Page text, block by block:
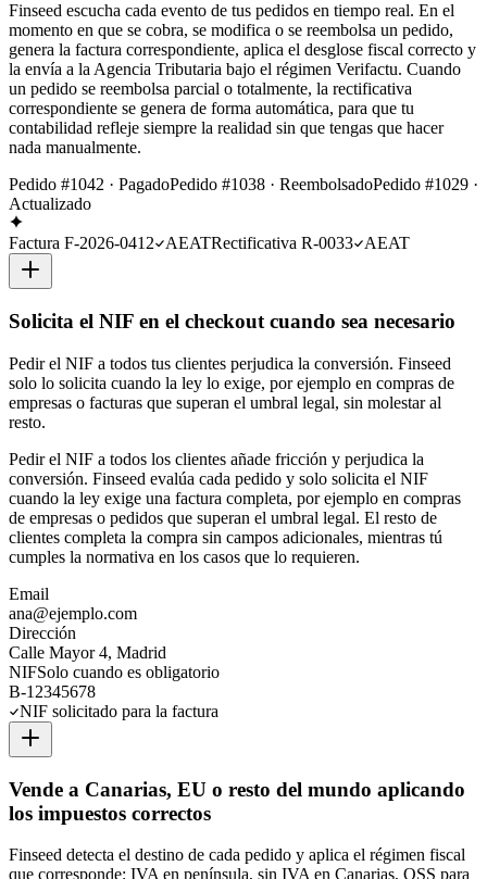
Finseed escucha cada evento de tus pedidos en tiempo real. En el
momento en que se cobra, se modifica o se reembolsa un pedido,
genera la factura correspondiente, aplica el desglose fiscal correcto y
la envía a la Agencia Tributaria bajo el régimen Verifactu. Cuando
un pedido se reembolsa parcial o totalmente, la rectificativa
correspondiente se genera de forma automática, para que tu
contabilidad refleje siempre la realidad sin que tengas que hacer
nada manualmente.
Pedido #1042 · PagadoPedido #1038 · ReembolsadoPedido #1029 ·
Actualizado
Factura F-2026-0412 AEATRectificativa R-0033 AEAT
Solicita el NIF en el checkout cuando sea necesario
Pedir el NIF a todos tus clientes perjudica la conversión. Finseed
solo lo solicita cuando la ley lo exige, por ejemplo en compras de
empresas o facturas que superan el umbral legal, sin molestar al
resto.
Pedir el NIF a todos los clientes añade fricción y perjudica la
conversión. Finseed evalúa cada pedido y solo solicita el NIF
cuando la ley exige una factura completa, por ejemplo en compras
de empresas o pedidos que superan el umbral legal. El resto de
clientes completa la compra sin campos adicionales, mientras tú
cumples la normativa en los casos que lo requieren.
Email
ana@ejemplo.com
Dirección
Calle Mayor 4, Madrid
NIFSolo cuando es obligatorio
B-12345678
NIF solicitado para la factura
Vende a Canarias, EU o resto del mundo aplicando
los impuestos correctos
Finseed detecta el destino de cada pedido y aplica el régimen fiscal
que corresponde: IVA en península, sin IVA en Canarias, OSS para